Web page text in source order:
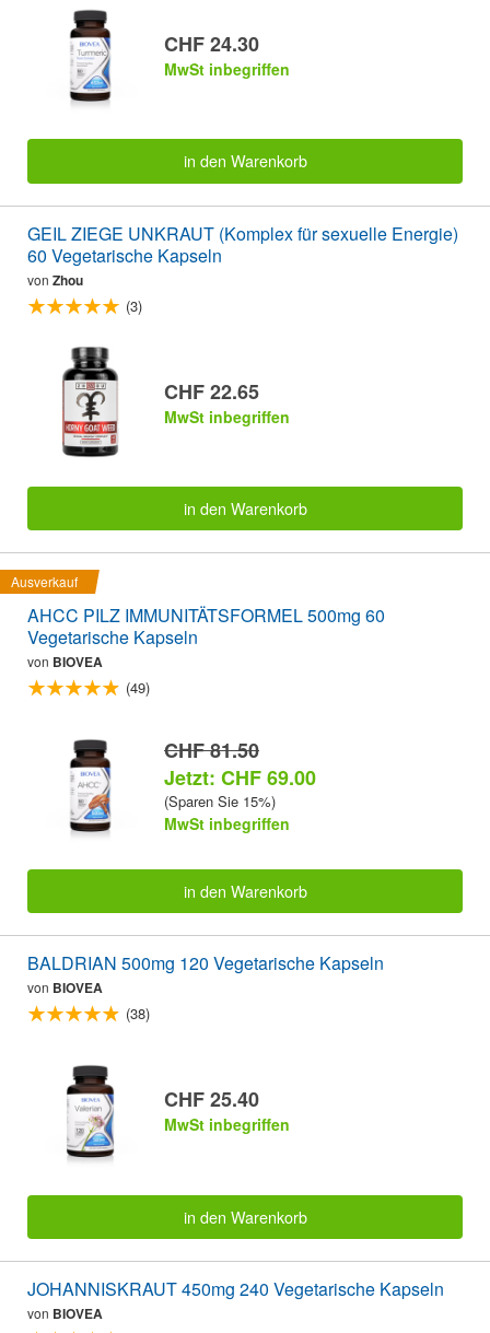
CHF 24.30
MwSt inbegriffen
in den Warenkorb
GEIL ZIEGE UNKRAUT (Komplex für sexuelle Energie)
60 Vegetarische Kapseln
von Zhou
(3)
CHF 22.65
MwSt inbegriffen
in den Warenkorb
Ausverkauf
AHCC PILZ IMMUNITÄTSFORMEL 500mg 60
Vegetarische Kapseln
von BIOVEA
(49)
CHF 81.50
Jetzt: CHF 69.00
(Sparen Sie 15%)
MwSt inbegriffen
in den Warenkorb
BALDRIAN 500mg 120 Vegetarische Kapseln
von BIOVEA
(38)
CHF 25.40
MwSt inbegriffen
in den Warenkorb
JOHANNISKRAUT 450mg 240 Vegetarische Kapseln
von BIOVEA